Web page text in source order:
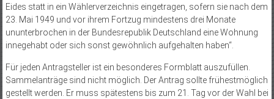
Eides statt in ein Wählerverzeichnis eingetragen, sofern sie nach dem
23. Mai 1949 und vor ihrem Fortzug mindestens drei Monate
ununterbrochen in der Bundesrepublik Deutschland eine Wohnung
innegehabt oder sich sonst gewöhnlich aufgehalten haben“.
Für jeden Antragsteller ist ein besonderes Formblatt auszufüllen.
Sammelanträge sind nicht möglich. Der Antrag sollte frühestmöglich
gestellt werden. Er muss spätestens bis zum 21. Tag vor der Wahl bei